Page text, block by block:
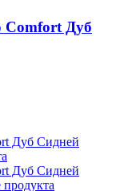
Comfort Дуб